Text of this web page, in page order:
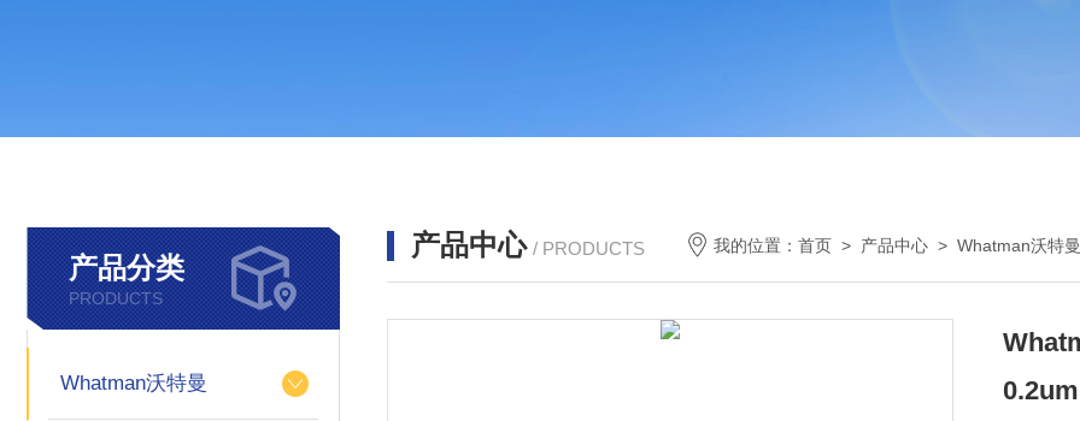
产品分类
PRODUCTS
Whatman沃特曼
产品中心 / PRODUCTS 我的位置：首页 > 产品中心 >Whatman沃特曼
0.2um